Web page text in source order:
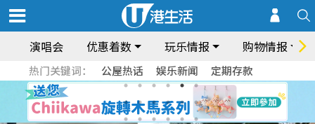
演唱会 优惠着数 玩乐情报 购物情报
热门关键词： 公屋热话 娱乐新闻 定期存款